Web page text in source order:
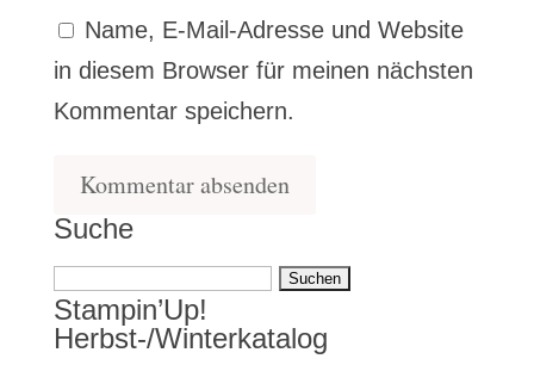
Name, E-Mail-Adresse und Website
in diesem Browser für meinen nächsten
Kommentar speichern.
Suche
Suchen
nach:
Stampin’Up!
Herbst-/Winterkatalog